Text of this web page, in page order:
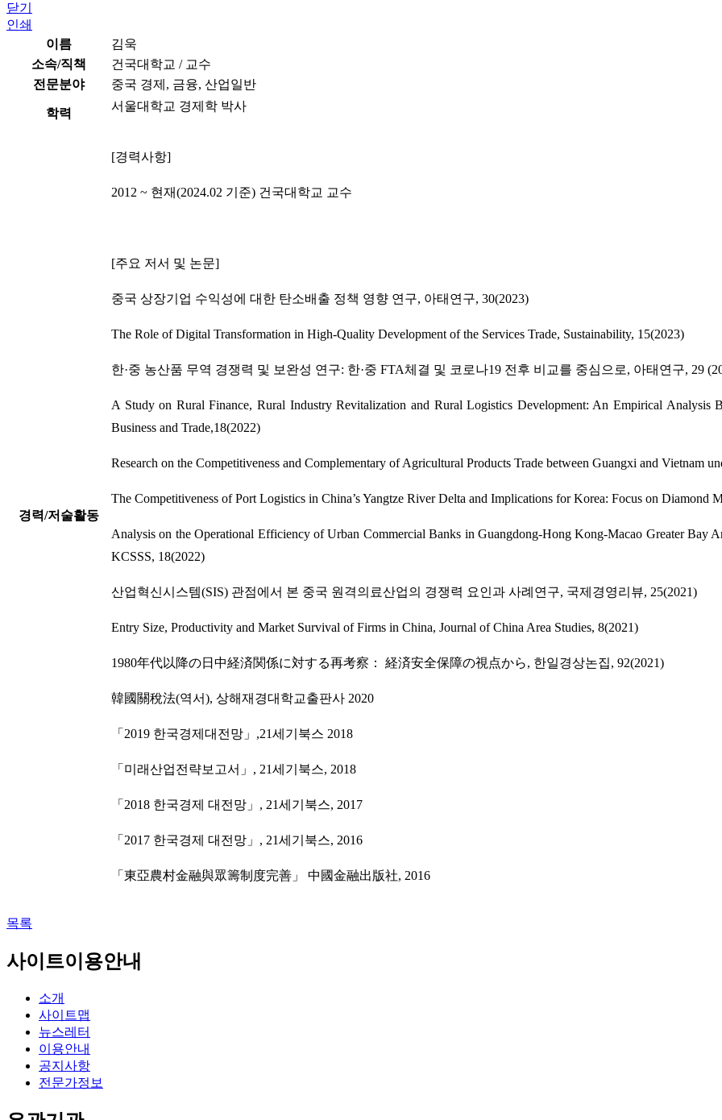
닫기
인쇄
이름
김욱
소속/직책
건국대학교 / 교수
전문분야
중국 경제, 금융, 산업일반
학력
서울대학교 경제학 박사
경력/저술활동
[경력사항]
2012 ~ 현재(2024.02 기준) 건국대학교 교수
[주요 저서 및 논문]
중국 상장기업 수익성에 대한 탄소배출 정책 영향 연구, 아태연구, 30(2023)
The Role of Digital Transformation in High-Quality Development of the Services Trade, Sustainability, 15(2023)
한·중 농산품 무역 경쟁력 및 보완성 연구: 한·중 FTA체결 및 코로나19 전후 비교를 중심으로, 아태연구, 29
A Study on Rural Finance, Rural Industry Revitalization and Rural Logistics Development: An Empirical Analysis
Business and Trade,18(2022)
Research on the Competitiveness and Complementary of Agricultural Products Trade between Guangxi and Vietnam
The Competitiveness of Port Logistics in China’s Yangtze River Delta and Implications for Korea: Focus on
Analysis on the Operational Efficiency of Urban Commercial Banks in Guangdong-Hong Kong-Macao Greater Bay
KCSSS, 18(2022)
산업혁신시스템(SIS) 관점에서 본 중국 원격의료산업의 경쟁력 요인과 사례연구, 국제경영리뷰, 25(2021)
Entry Size, Productivity and Market Survival of Firms in China, Journal of China Area Studies, 8(2021)
1980年代以降の日中経済関係に対する再考察： 経済安全保障の視点から, 한일경상논집, 92(2021)
韓國關稅法(역서), 상해재경대학교출판사 2020
「2019 한국경제대전망」,21세기북스 2018
「미래산업전략보고서」, 21세기북스, 2018
「2018 한국경제 대전망」, 21세기북스, 2017
「2017 한국경제 대전망」, 21세기북스, 2016
「東亞農村金融與眾籌制度完善」 中國金融出版社, 2016
목록
사이트이용안내
소개
사이트맵
뉴스레터
이용안내
공지사항
전문가정보